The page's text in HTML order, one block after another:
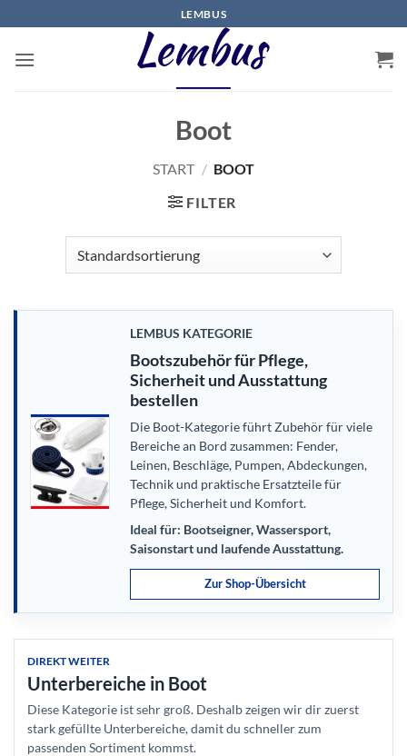
Inhalt
springen
LEMBUS
Boot
START / BOOT
FILTER
LEMBUS KATEGORIE
Bootszubehör für Pflege,
Sicherheit und Ausstattung
bestellen
Die Boot-Kategorie führt Zubehör für viele
Bereiche an Bord zusammen: Fender,
Leinen, Beschläge, Pumpen, Abdeckungen,
Technik und praktische Ersatzteile für
Pflege, Sicherheit und Komfort.
Ideal für: Bootseigner, Wassersport,
Saisonstart und laufende Ausstattung.
Zur Shop-Übersicht
DIREKT WEITER
Unterbereiche in Boot
Diese Kategorie ist sehr groß. Deshalb zeigen wir dir zuerst
stark gefüllte Unterbereiche, damit du schneller zum
passenden Sortiment kommst.